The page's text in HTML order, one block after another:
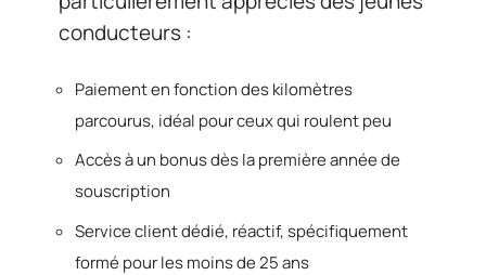
conducteurs :
Paiement en fonction des kilomètres
parcourus, idéal pour ceux qui roulent peu
Accès à un bonus dès la première année de
souscription
Service client dédié, réactif, spécifiquement
formé pour les moins de 25 ans